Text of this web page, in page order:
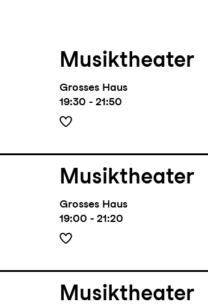
Musiktheater
Grosses Haus
19:30 - 21:50
Musiktheater
Grosses Haus
19:00 - 21:20
Musiktheater